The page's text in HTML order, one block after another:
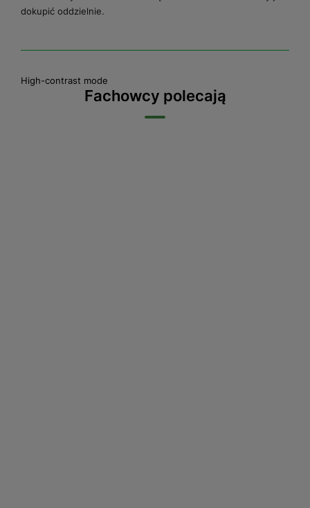
dokupić oddzielnie.
High-contrast mode
Fachowcy polecają